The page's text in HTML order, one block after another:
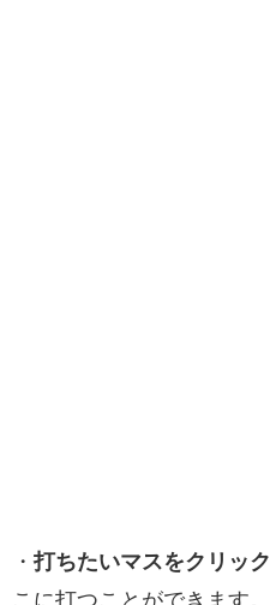
・打ちたいマスをクリッ
こに打つことができます